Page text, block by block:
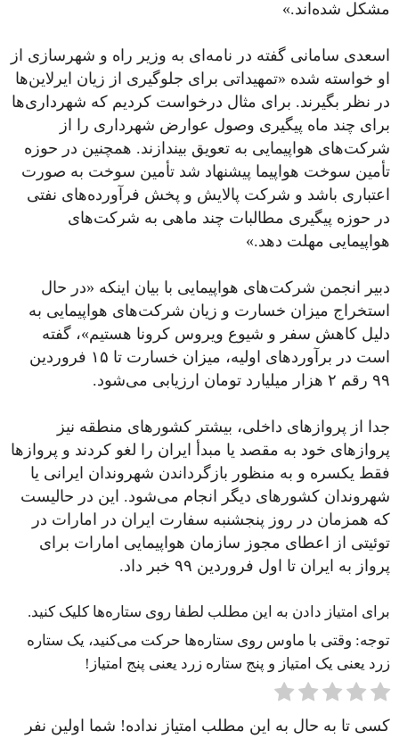
مشکل شده‌اند.»
اسعدی سامانی گفته در نامه‌ای به وزیر راه و شهرسازی از
او خواسته شده «تمهیداتی برای جلوگیری از زیان ایرلاین‌ها
در نظر بگیرند. برای مثال درخواست کردیم که شهرداری‌ها
برای چند ماه پیگیری وصول عوارض شهرداری را از
شرکت‌های هواپیمایی به تعویق بیندازند. همچنین در حوزه
تأمین سوخت هواپیما پیشنهاد شد تأمین سوخت به صورت
اعتباری باشد و شرکت پالایش و پخش فرآورده‌های نفتی
در حوزه پیگیری مطالبات چند ماهی به شرکت‌های
هواپیمایی مهلت دهد.»
دبیر انجمن شرکت‌های هواپیمایی با بیان اینکه «در حال
استخراج میزان خسارت و زیان شرکت‌های هواپیمایی به
دلیل کاهش سفر و شیوع ویروس کرونا هستیم»، گفته
است در برآوردهای اولیه، میزان خسارت تا ۱۵ فروردین
۹۹ رقم ۲ هزار میلیارد تومان ارزیابی می‌شود.
جدا از پروازهای داخلی، بیشتر کشورهای منطقه نیز
پروازهای خود به مقصد یا مبدأ ایران را لغو کردند و پروازها
فقط یکسره و به منظور بازگرداندن شهروندان ایرانی یا
شهروندان کشورهای دیگر انجام می‌شود. این در حالیست
که همزمان در روز پنجشنبه سفارت ایران در امارات در
توئیتی از اعطای مجوز سازمان هواپیمایی امارات برای
پرواز به ایران تا اول فروردین ۹۹ خبر داد.
برای امتیاز دادن به این مطلب لطفا روی ستاره‌ها کلیک کنید.
توجه: وقتی با ماوس روی ستاره‌ها حرکت می‌کنید، یک ستاره
زرد یعنی یک امتیاز و پنج ستاره زرد یعنی پنج امتیاز!
کسی تا به حال به این مطلب امتیاز نداده! شما اولین نفر